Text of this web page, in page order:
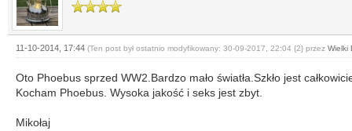
11-10-2014, 17:44 (Ten post był ostatnio modyfikowany: 30-09-2017, 22:04 {2} przez Wielki
Oto Phoebus sprzed WW2.Bardzo mało światła.Szkło jest
Kocham Phoebus. Wysoka jakość i seks jest zbyt.
Mikołaj